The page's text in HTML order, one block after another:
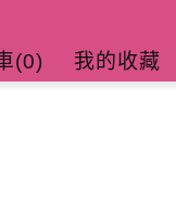
(0) 我的收藏